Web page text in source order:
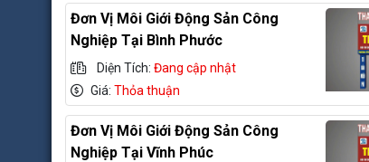
Đơn Vị Môi Giới Động Sản Công
Nghiệp Tại Bình Phước
Diện Tích: Đang cập nhật
Giá: Thỏa thuận
Đơn Vị Môi Giới Động Sản Công
Nghiệp Tại Vĩnh Phúc